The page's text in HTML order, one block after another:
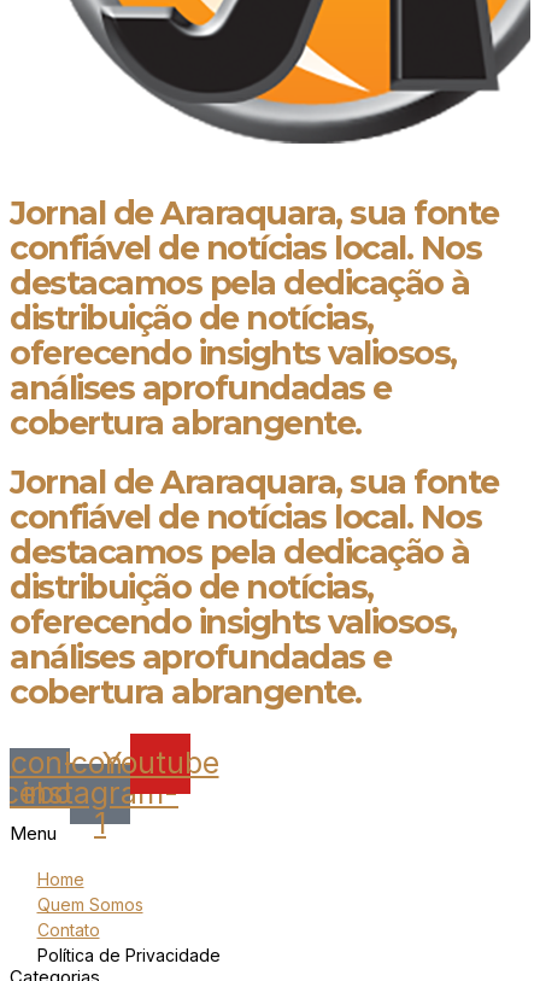
Jornal de Araraquara, sua fonte
confiável de notícias local. Nos
destacamos pela dedicação à
distribuição de notícias,
oferecendo insights valiosos,
análises aprofundadas e
cobertura abrangente.
Jornal de Araraquara, sua fonte
confiável de notícias local. Nos
destacamos pela dedicação à
distribuição de notícias,
oferecendo insights valiosos,
análises aprofundadas e
cobertura abrangente.
Icon-Icon-
instagram-
1
Youtube
Menu
Home
Quem Somos
Contato
Política de Privacidade
Categorias